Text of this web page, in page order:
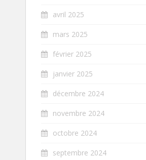
avril 2025
mars 2025
février 2025
janvier 2025
décembre 2024
novembre 2024
octobre 2024
septembre 2024